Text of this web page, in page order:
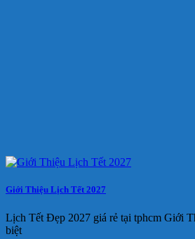
Giới Thiệu Lịch Tết 2027
Lịch Tết Đẹp 2027 giá rẻ tại tphcm Giới
biệt